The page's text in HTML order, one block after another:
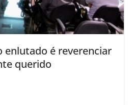
enlutado é reverenciar
querido